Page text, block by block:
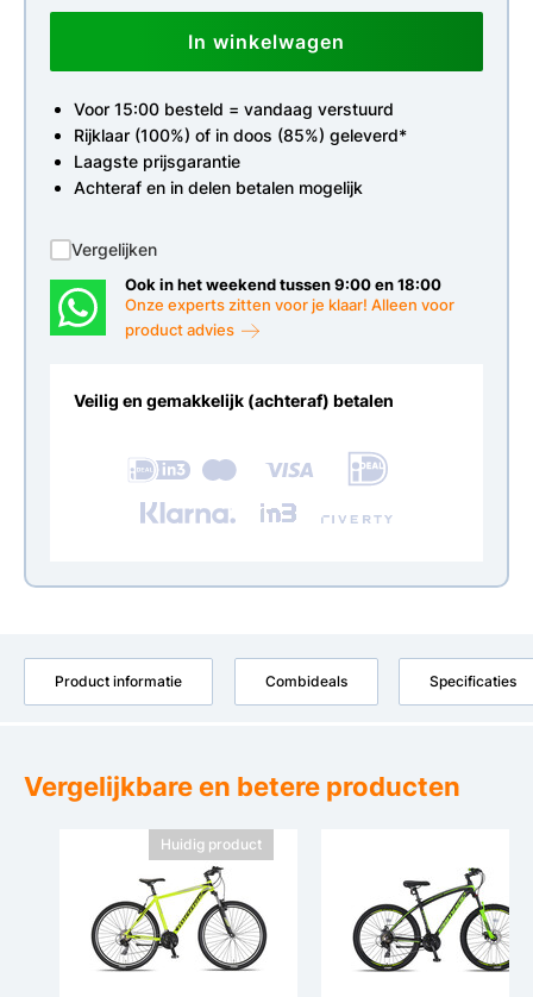
In winkelwagen
Voor 15:00 besteld = vandaag verstuurd
Rijklaar (100%) of in doos (85%) geleverd*
Laagste prijsgarantie
Achteraf en in delen betalen mogelijk
Vergelijken
Ook in het weekend tussen 9:00 en 18:00
Onze experts zitten voor je klaar! Alleen voor
product advies
Veilig en gemakkelijk (achteraf) betalen
Product informatie Combideals Specificaties
Vergelijkbare en betere producten
Huidig product